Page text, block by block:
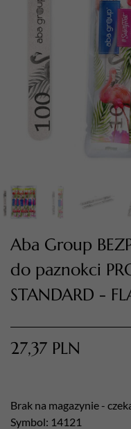
Aba Group
do paznokci
STANDARD -
27,37 PLN
Brak na magazynie -
Symbol: 14121